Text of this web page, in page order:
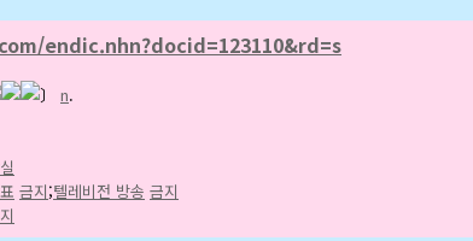
endic.nhn?docid=123110&rd=s
〕 n.
금지;텔레비전 방송 금지